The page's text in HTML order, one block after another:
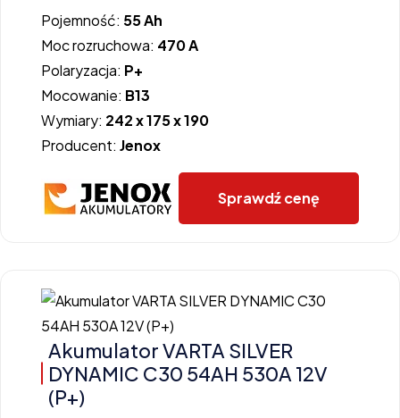
Pojemność: 55 Ah
Moc rozruchowa: 470 A
Polaryzacja: P+
Mocowanie: B13
Wymiary: 242 x 175 x 190
Producent: Jenox
Sprawdź cenę
Akumulator VARTA SILVER
DYNAMIC C30 54AH 530A 12V
(P+)